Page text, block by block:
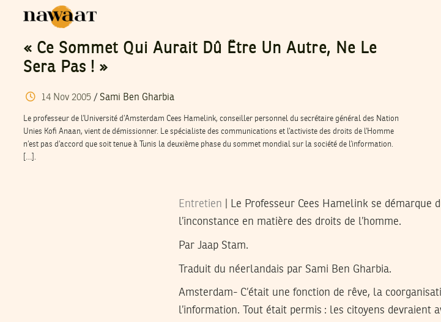
« Ce Sommet Qui Aurait Dû Être Un Autre, Ne Le
Sera Pas ! »
14 Nov 2005/ Sami Ben Gharbia
Le professeur de l’Université d’Amsterdam Cees Hamelink, conseiller personnel du secrétaire général des Nation
Unies Kofi Anaan, vient de démissionner. Le spécialiste des communications et l’activiste des droits de l’Homme
n’est pas d’accord que soit tenue à Tunis la deuxième phase du sommet mondial sur la société de l’information.
[…].
Entretien | Le Professeur Cees Hamelink se démarque
l’inconstance en matière des droits de l’homme.
Par Jaap Stam.
Traduit du néerlandais par Sami Ben Gharbia.
Amsterdam- C’était une fonction de rêve, la
l’information. Tout était permis : les citoyens devraient